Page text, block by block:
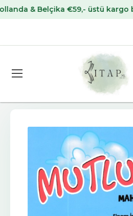
& Belçika €59,- üstü kargo